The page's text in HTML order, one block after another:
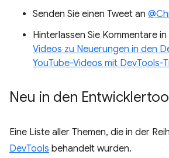
Senden Sie einen Tweet an
Hinterlassen Sie Kommentare in
Videos zu Neuerungen in den
YouTube-Videos mit DevTools-
Neu in den
Eine Liste aller Themen, die in der
DevTools behandelt wurden.